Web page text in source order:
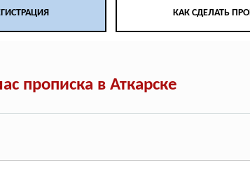
КАК СДЕЛАТЬ
прописка в Аткарске